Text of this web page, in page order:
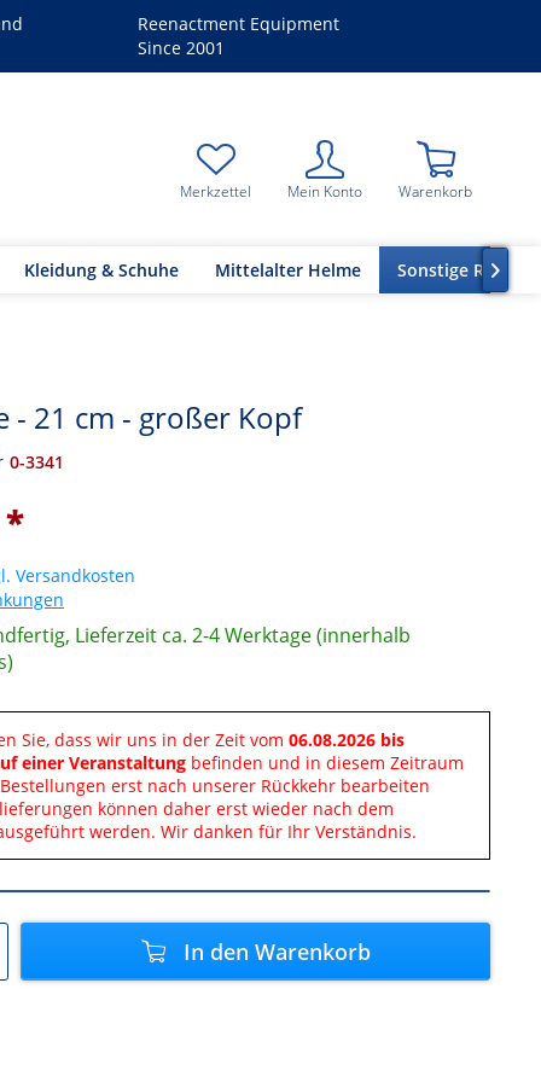
Reenactment Equipment
Since 2001
Merkzettel Mein Konto Warenkorb
Kleidung & Schuhe Mittelalter Helme Sonstige 
- 21 cm - großer Kopf
0-3341
*
Versandkosten
Lieferzeit ca. 2-4 Werktage (innerhalb
Sie, dass wir uns in der Zeit vom 06.08.2026 bis
einer Veranstaltung befinden und in diesem Zeitraum
erst nach unserer Rückkehr bearbeiten
können daher erst wieder nach dem
werden. Wir danken für Ihr Verständnis.
In den Warenkorb